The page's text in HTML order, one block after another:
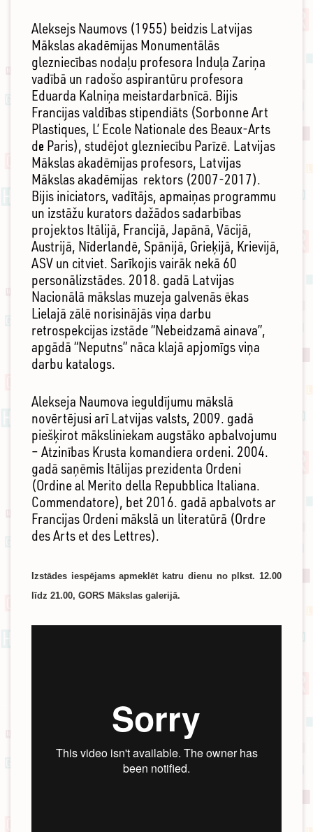
Aleksejs Naumovs (1955) beidzis Latvijas
Mākslas akadēmijas Monumentālās
glezniecības nodaļu profesora Induļa Zariņa
vadībā un radošo aspirantūru profesora
Eduarda Kalniņa meistardarbnīcā. Bijis
Francijas valdības stipendiāts (Sorbonne Art
Plastiques, L’ Ecole Nationale des Beaux-Arts
dе Paris), studējot glezniecību Parīzē. Latvijas
Mākslas akadēmijas profesors, Latvijas
Mākslas akadēmijas rektors (2007-2017).
Bijis iniciators, vadītājs, apmaiņas programmu
un izstāžu kurators dažādos sadarbības
projektos Itālijā, Francijā, Japānā, Vācijā,
Austrijā, Nīderlandē, Spānijā, Grieķijā, Krievijā,
ASV un citviet. Sarīkojis vairāk nekā 60
personālizstādes. 2018. gadā Latvijas
Nacionālā mākslas muzeja galvenās ēkas
Lielajā zālē norisinājās viņa darbu
retrospekcijas izstāde “Nebeidzamā ainava”,
apgādā “Neputns” nāca klajā apjomīgs viņa
darbu katalogs.
Alekseja Naumova ieguldījumu mākslā
novērtējusi arī Latvijas valsts, 2009. gadā
piešķirot māksliniekam augstāko apbalvojumu
– Atzinības Krusta komandiera ordeni. 2004.
gadā saņēmis Itālijas prezidenta Ordeni
(Ordine al Merito della Repubblica Italiana.
Commendatore), bet 2016. gadā apbalvots ar
Francijas Ordeni mākslā un literatūrā (Ordre
des Arts et des Lettres).
Izstādes iespējams apmeklēt katru dienu no plkst. 12.00
līdz 21.00, GORS Mākslas galerijā.